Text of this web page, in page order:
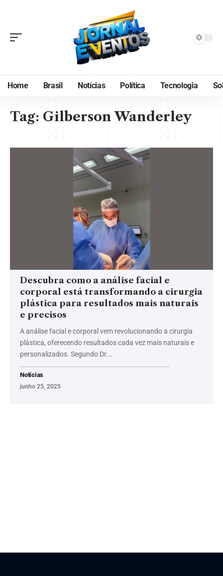
Home Brasil Notícias Política Tecnologia
Tag:Gilberson Wanderley
Descubra como a análise facial e
corporal está transformando a cirurgia
plástica para resultados mais naturais
e precisos
A análise facial e corporal vem revolucionando a cirurgia
plástica, oferecendo resultados cada vez mais naturais e
personalizados. Segundo Dr.…
Notícias
junho 25, 2025